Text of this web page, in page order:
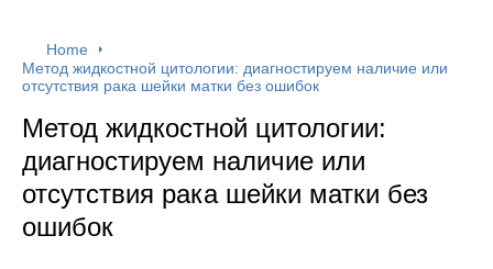
Home
Метод жидкостной цитологии: диагностируем наличие или
отсутствия рака шейки матки без ошибок
Метод жидкостной цитологии:
диагностируем наличие или
отсутствия рака шейки матки без
ошибок